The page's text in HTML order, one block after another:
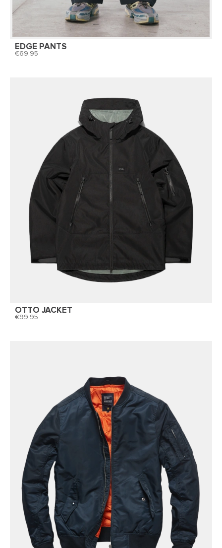
EDGE PANTS
69,95
OTTO JACKET
99,95